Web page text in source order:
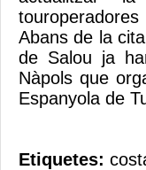
Abans de la
de Salou ja
Nàpols que
Espanyola de
Etiquetes: